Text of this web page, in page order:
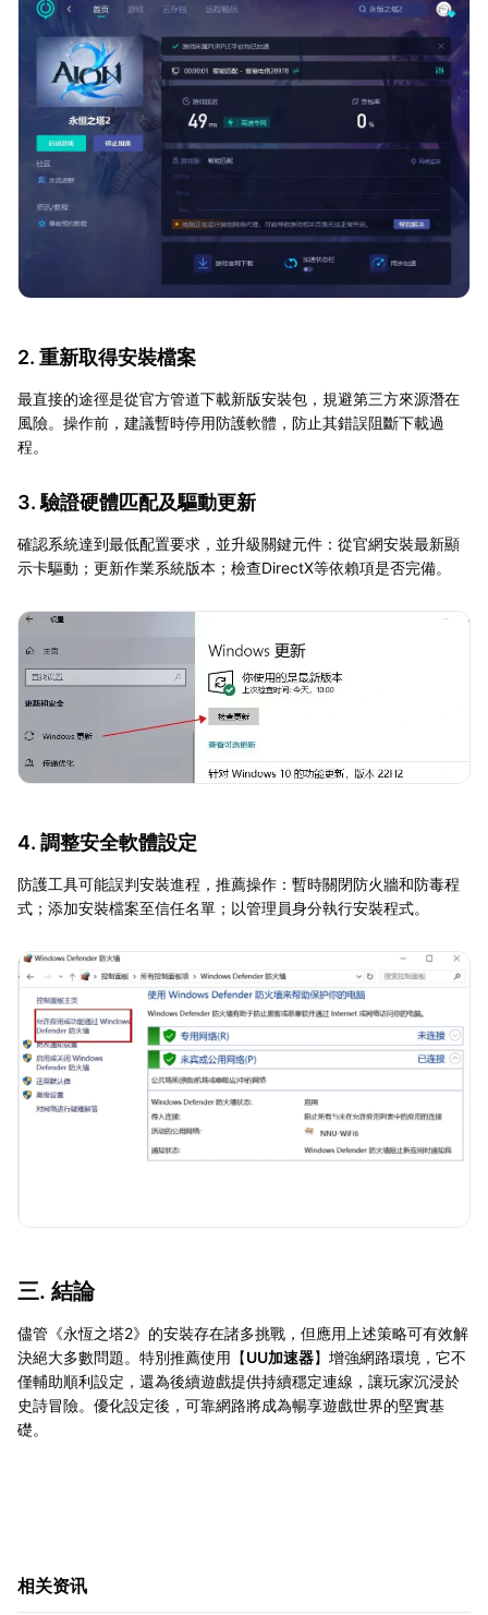
2. 重新取得安裝檔案
最直接的途徑是從官方管道下載新版安裝包，規避第三方來源潛在
風險。操作前，建議暫時停用防護軟體，防止其錯誤阻斷下載過
程。
3. 驗證硬體匹配及驅動更新
確認系統達到最低配置要求，並升級關鍵元件：從官網安裝最新顯
示卡驅動；更新作業系統版本；檢查DirectX等依賴項是否完備。
4. 調整安全軟體設定
防護工具可能誤判安裝進程，推薦操作：暫時關閉防火牆和防毒程
式；添加安裝檔案至信任名單；以管理員身分執行安裝程式。
三. 結論
儘管《永恆之塔2》的安裝存在諸多挑戰，但應用上述策略可有效解
決絕大多數問題。特別推薦使用【UU加速器】增強網路環境，它不
僅輔助順利設定，還為後續遊戲提供持續穩定連線，讓玩家沉浸於
史詩冒險。優化設定後，可靠網路將成為暢享遊戲世界的堅實基
礎。
相关资讯